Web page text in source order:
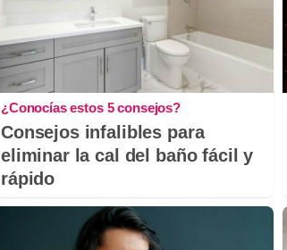
¿Conocías estos 5 consejos?
Consejos infalibles para
eliminar la cal del baño fácil y
rápido